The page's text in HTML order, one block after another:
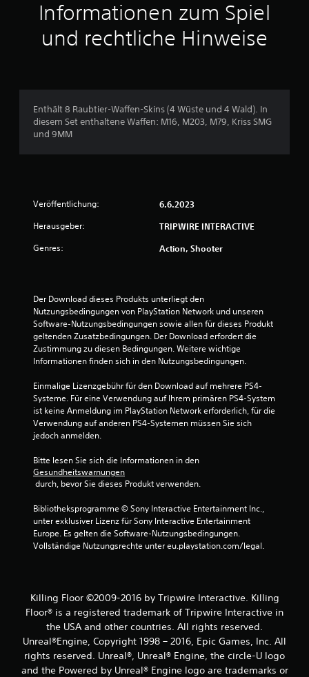
Informationen zum Spiel
und rechtliche Hinweise
Enthält 8 Raubtier-Waffen-Skins (4 Wüste und 4 Wald). In
diesem Set enthaltene Waffen: M16, M203, M79, Kriss SMG
und 9MM
Veröffentlichung: 6.6.2023
Herausgeber: TRIPWIRE INTERACTIVE
Genres: Action, Shooter
Der Download dieses Produkts unterliegt den
Nutzungsbedingungen von PlayStation Network und unseren
Software-Nutzungsbedingungen sowie allen für dieses Produkt
geltenden Zusatzbedingungen. Der Download erfordert die
Zustimmung zu diesen Bedingungen. Weitere wichtige
Informationen finden sich in den Nutzungsbedingungen.
Einmalige Lizenzgebühr für den Download auf mehrere PS4-
Systeme. Für eine Verwendung auf Ihrem primären PS4-System
ist keine Anmeldung im PlayStation Network erforderlich, für die
Verwendung auf anderen PS4-Systemen müssen Sie sich
jedoch anmelden.
Bitte lesen Sie sich die Informationen in den
Gesundheitswarnungen
durch, bevor Sie dieses Produkt verwenden.
Bibliotheksprogramme © Sony Interactive Entertainment Inc.,
unter exklusiver Lizenz für Sony Interactive Entertainment
Europe. Es gelten die Software-Nutzungsbedingungen.
Vollständige Nutzungsrechte unter eu.playstation.com/legal.
Killing Floor ©2009-2016 by Tripwire Interactive. Killing
Floor® is a registered trademark of Tripwire Interactive in
the USA and other countries. All rights reserved.
Unreal®Engine, Copyright 1998 – 2016, Epic Games, Inc. All
rights reserved. Unreal®, Unreal® Engine, the circle-U logo
and the Powered by Unreal® Engine logo are trade­marks or